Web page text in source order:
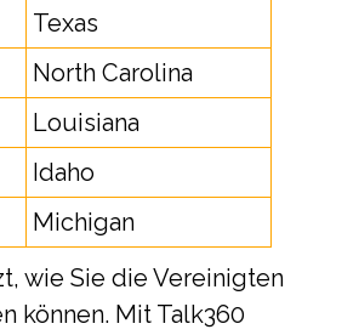
Texas
North Carolina
Louisiana
Idaho
Michigan
wie Sie die Vereinigten
können. Mit Talk360